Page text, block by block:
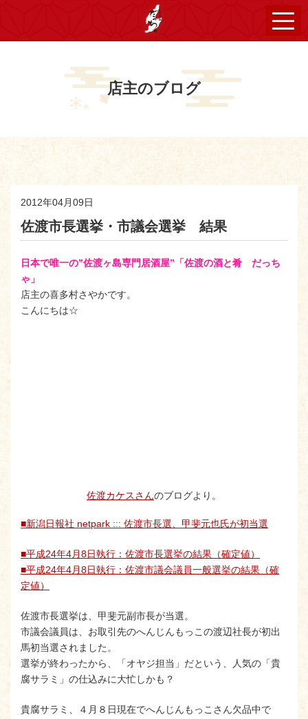
店主のブログ
2012年04月09日
佐渡市長選挙・市議会選挙 結果
日本で唯一の”佐渡ヶ島専門居酒屋”「佐渡の酒と肴 だっち
ゃ」
店主の喜多村さやかです。
こんにちは☆
佐渡カケスさんのブログより。
■新潟日報社 netpark ::: 佐渡市長選、甲斐元也氏が初当選
■平成24年4月8日執行：佐渡市長選挙の結果（確定値）
■平成24年4月8日執行：佐渡市議会議員一般選挙の結果（確
定値）
佐渡市長選挙は、甲斐元副市長が当選。
市議会議員は、お取引先のへんじんもっこの渡辺社長が初出
馬初当選されました。
選挙が終わったから、「オヤジ担当」だという、人気の「貴
腐サラミ」の仕込みに大忙しかも？
貴腐サラミ、４月８日現在でへんじんもっこさん欠品中で